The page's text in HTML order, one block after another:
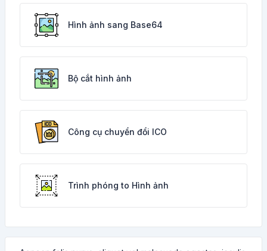
Hình ảnh sang Base64
Bộ cắt hình ảnh
Công cụ chuyển đổi ICO
Trình phóng to Hình ảnh